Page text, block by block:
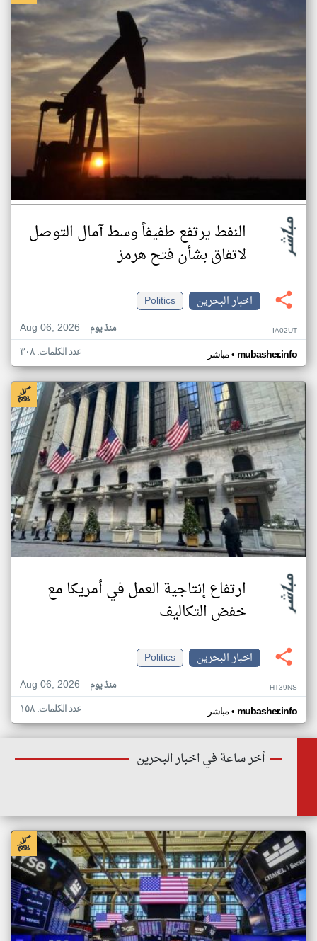
النفط يرتفع طفيفاً وسط آمال التوصل
لاتفاق بشأن فتح هرمز
اخبار البحرين
Politics
Aug 06, 2026
منذ يوم IA02UT
مباشر• mubasher.info عدد الكلمات: ٣٠٨
ارتفاع إنتاجية العمل في أمريكا مع
خفض التكاليف
اخبار البحرين
Politics
Aug 06, 2026
منذ يوم HT39NS
مباشر• mubasher.info عدد الكلمات: ١٥٨
أخر ساعة في اخبار البحرين